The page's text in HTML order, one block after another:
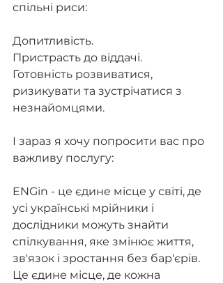
спільні риси:
Допитливість.
Пристрасть до віддачі.
Готовність розвиватися,
ризикувати та зустрічатися з
незнайомцями.
І зараз я хочу попросити вас про
важливу послугу:
ENGin - це єдине місце у світі, де
усі українські мрійники і
дослідники можуть знайти
спілкування, яке змінює життя,
зв'язок і зростання без бар'єрів.
Це єдине місце, де кожна